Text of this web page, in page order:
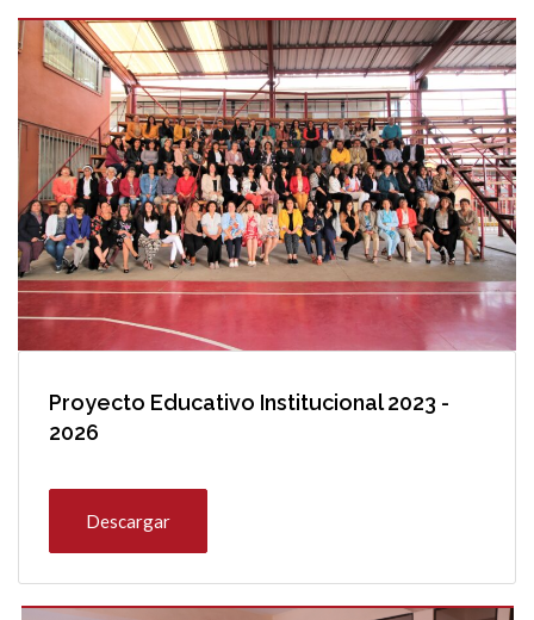
Proyecto Educativo Institucional 2023 -
2026
Descargar